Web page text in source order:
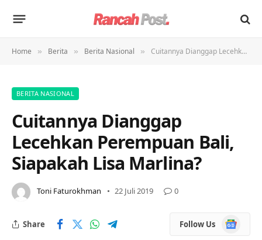
Home » Berita » Berita Nasional » Cuitannya Dianggap Lecehkan Perempuan Bali, Siapakah Lisa Marlina?
BERITA NASIONAL
Cuitannya Dianggap
Lecehkan Perempuan Bali,
Siapakah Lisa Marlina?
Toni Faturokhman 22 Juli 2019 0
Share Follow Us
Google
News